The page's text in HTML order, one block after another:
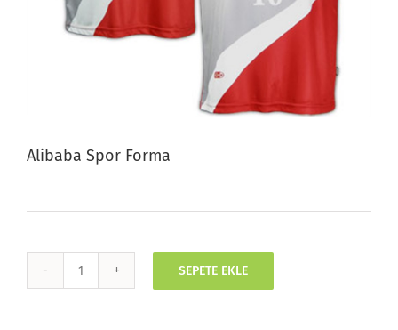
Alibaba Spor Forma
Alibaba
SEPETE EKLE